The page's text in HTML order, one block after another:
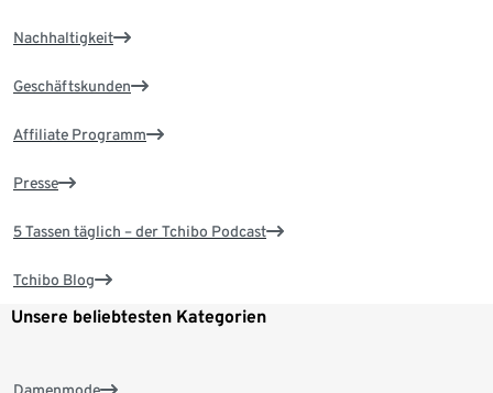
Nachhaltigkeit
Geschäftskunden
Affiliate Programm
Presse
5 Tassen täglich – der Tchibo Podcast
Tchibo Blog
Unsere beliebtesten Kategorien